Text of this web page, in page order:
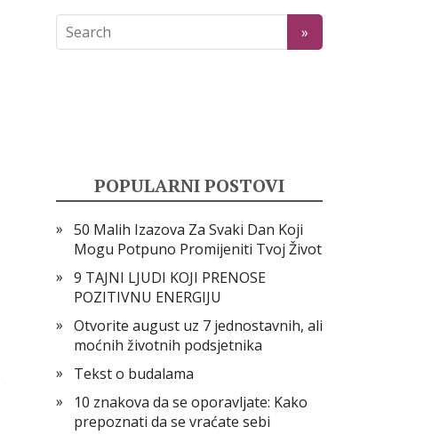
POPULARNI POSTOVI
50 Malih Izazova Za Svaki Dan Koji
Mogu Potpuno Promijeniti Tvoj Život
9 TAJNI LJUDI KOJI PRENOSE
POZITIVNU ENERGIJU
Otvorite august uz 7 jednostavnih, ali
moćnih životnih podsjetnika
Tekst o budalama
10 znakova da se oporavljate: Kako
prepoznati da se vraćate sebi